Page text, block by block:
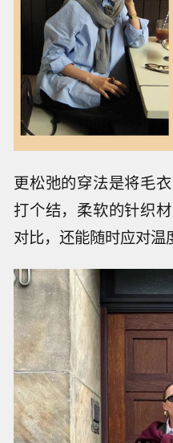
更松弛的穿法是将毛
打个结，柔软的针织
对比，还能随时应对温